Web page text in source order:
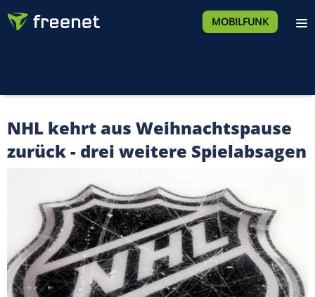
MOBILFUNK
NHL kehrt aus Weihnachtspause
zurück - drei weitere Spielabsagen